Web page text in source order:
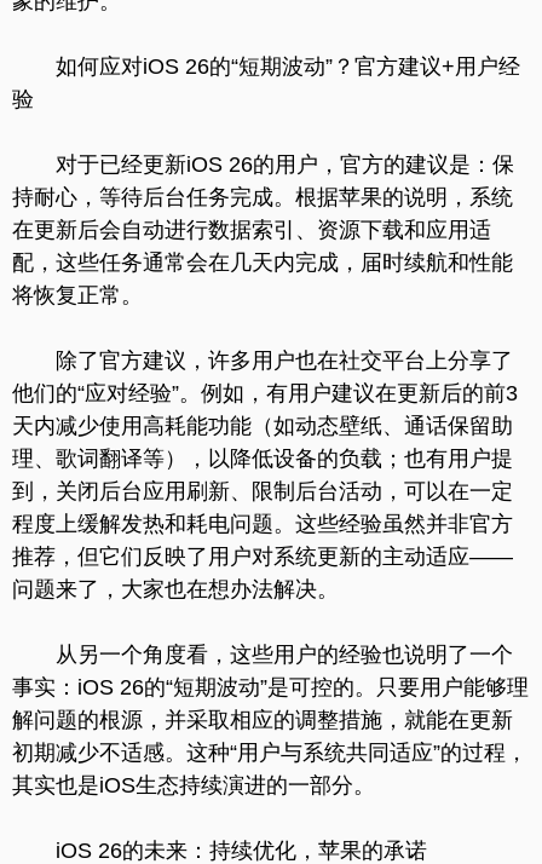
如何应对iOS 26的“短期波动”？官方建议+用户经
验
对于已经更新iOS 26的用户，官方的建议是：保
持耐心，等待后台任务完成。根据苹果的说明，系统
在更新后会自动进行数据索引、资源下载和应用适
配，这些任务通常会在几天内完成，届时续航和性能
将恢复正常。
除了官方建议，许多用户也在社交平台上分享了
他们的“应对经验”。例如，有用户建议在更新后的前3
天内减少使用高耗能功能（如动态壁纸、通话保留助
理、歌词翻译等），以降低设备的负载；也有用户提
到，关闭后台应用刷新、限制后台活动，可以在一定
程度上缓解发热和耗电问题。这些经验虽然并非官方
推荐，但它们反映了用户对系统更新的主动适应——
问题来了，大家也在想办法解决。
从另一个角度看，这些用户的经验也说明了一个
事实：iOS 26的“短期波动”是可控的。只要用户能够理
解问题的根源，并采取相应的调整措施，就能在更新
初期减少不适感。这种“用户与系统共同适应”的过程，
其实也是iOS生态持续演进的一部分。
iOS 26的未来：持续优化，苹果的承诺